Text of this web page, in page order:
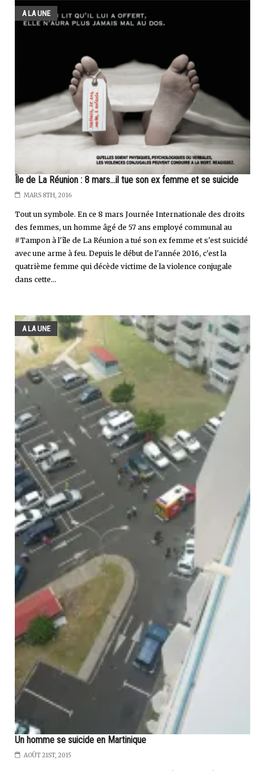
A LA UNE
Île de La Réunion : 8 mars...il tue son ex femme et se suicide
MARS 8TH, 2016
Tout un symbole. En ce 8 mars Journée Internationale des droits
des femmes, un homme âgé de 57 ans employé communal au
#Tampon à l'île de La Réunion a tué son ex femme et s'est suicidé
avec une arme à feu. Depuis le début de l'année 2016, c'est la
quatrième femme qui décède victime de la violence conjugale
dans cette...
A LA UNE
Un homme se suicide en Martinique
AOÛT 21ST, 2015